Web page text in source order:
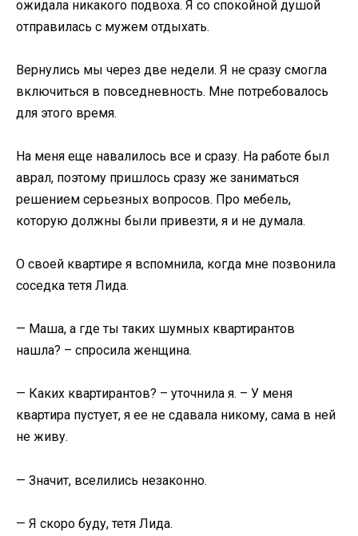
ожидала никакого подвоха. Я со спокойной душой
отправилась с мужем отдыхать.
Вернулись мы через две недели. Я не сразу смогла
включиться в повседневность. Мне потребовалось
для этого время.
На меня еще навалилось все и сразу. На работе был
аврал, поэтому пришлось сразу же заниматься
решением серьезных вопросов. Про мебель,
которую должны были привезти, я и не думала.
О своей квартире я вспомнила, когда мне позвонила
соседка тетя Лида.
— Маша, а где ты таких шумных квартирантов
нашла? – спросила женщина.
— Каких квартирантов? – уточнила я. – У меня
квартира пустует, я ее не сдавала никому, сама в ней
не живу.
— Значит, вселились незаконно.
— Я скоро буду, тетя Лида.